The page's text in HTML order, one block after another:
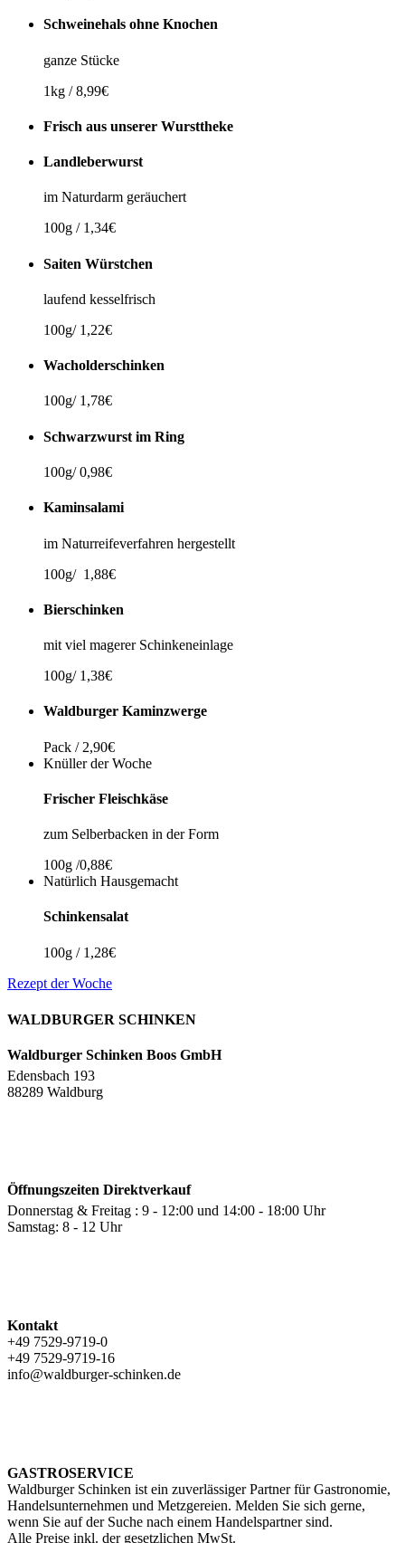
Schweinehals ohne Knochen
ganze Stücke
1kg / 8,99€
Frisch aus unserer Wursttheke
Landleberwurst
im Naturdarm geräuchert
100g / 1,34€
Saiten Würstchen
laufend kesselfrisch
100g/ 1,22€
Wacholderschinken
100g/ 1,78€
Schwarzwurst im Ring
100g/ 0,98€
Kaminsalami
im Naturreifeverfahren hergestellt
100g/ 1,88€
Bierschinken
mit viel magerer Schinkeneinlage
100g/ 1,38€
Waldburger Kaminzwerge
Pack / 2,90€
Knüller der Woche
Frischer Fleischkäse
zum Selberbacken in der Form
100g /0,88€
Natürlich Hausgemacht
Schinkensalat
100g / 1,28€
Rezept der Woche
WALDBURGER SCHINKEN
Waldburger Schinken Boos GmbH
Edensbach 193
88289 Waldburg
Öffnungszeiten Direktverkauf
Donnerstag & Freitag : 9 - 12:00 und 14:00 - 18:00 Uhr
Samstag: 8 - 12 Uhr
Kontakt
+49 7529-9719-0
+49 7529-9719-16
info@waldburger-schinken.de
GASTROSERVICE
Waldburger Schinken ist ein zuverlässiger Partner für Gastronomie,
Handelsunternehmen und Metzgereien. Melden Sie sich gerne,
wenn Sie auf der Suche nach einem Handelspartner sind.
Alle Preise inkl. der gesetzlichen MwSt.